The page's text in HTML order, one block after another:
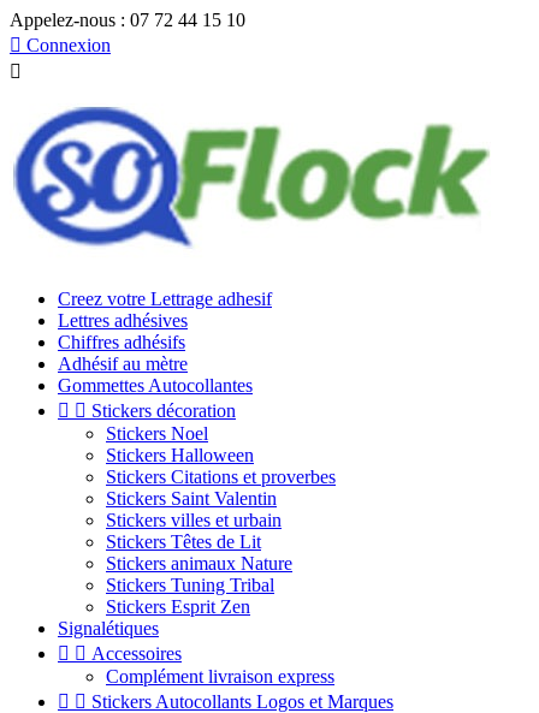
Appelez-nous : 07 72 44 15 10
 Connexion

Creez votre Lettrage adhesif
Lettres adhésives
Chiffres adhésifs
Adhésif au mètre
Gommettes Autocollantes
  Stickers décoration
Stickers Noel
Stickers Halloween
Stickers Citations et proverbes
Stickers Saint Valentin
Stickers villes et urbain
Stickers Têtes de Lit
Stickers animaux Nature
Stickers Tuning Tribal
Stickers Esprit Zen
Signalétiques
  Accessoires
Complément livraison express
  Stickers Autocollants Logos et Marques